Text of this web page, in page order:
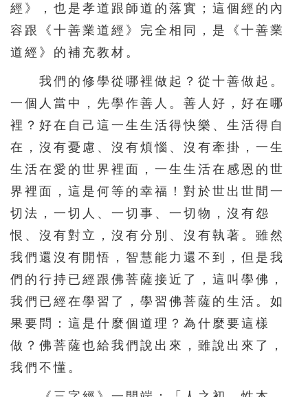
經》，也是孝道跟師道的落實；這個經的內
容跟《十善業道經》完全相同，是《十善業
道經》的補充教材。
我們的修學從哪裡做起？從十善做起。
一個人當中，先學作善人。善人好，好在哪
裡？好在自己這一生生活得快樂、生活得自
在，沒有憂慮、沒有煩惱、沒有牽掛，一生
生活在愛的世界裡面，一生生活在感恩的世
界裡面，這是何等的幸福！對於世出世間一
切法，一切人、一切事、一切物，沒有怨
恨、沒有對立，沒有分別、沒有執著。雖然
我們還沒有開悟，智慧能力還不到，但是我
們的行持已經跟佛菩薩接近了，這叫學佛，
我們已經在學習了，學習佛菩薩的生活。如
果要問：這是什麼個道理？為什麼要這樣
做？佛菩薩也給我們說出來，雖說出來了，
我們不懂。